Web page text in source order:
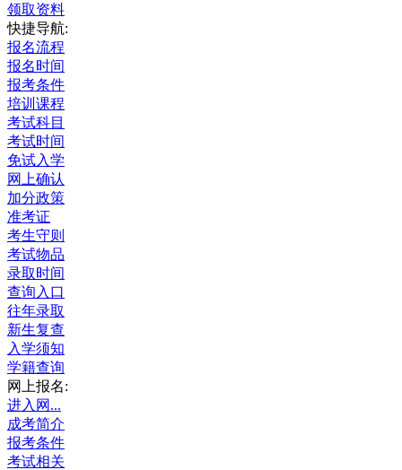
领取资料
快捷导航:
报名流程
报名时间
报考条件
培训课程
考试科目
考试时间
免试入学
网上确认
加分政策
准考证
考生守则
考试物品
录取时间
查询入口
往年录取
新生复查
入学须知
学籍查询
网上报名:
进入网...
成考简介
报考条件
考试相关